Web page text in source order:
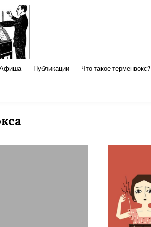
Публикации Что такое терменвокс?